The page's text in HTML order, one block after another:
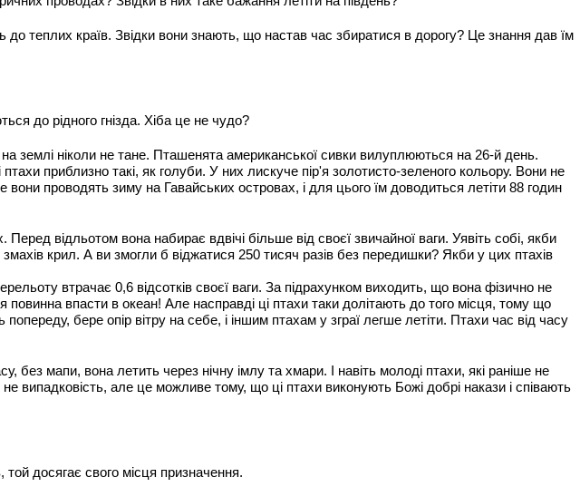
теплих країв. Звідки вони знають, що настав час збиратися в дорогу? Це знання дав їм
до рідного гнізда. Хіба це не чудо?
землі ніколи не тане. Пташенята американської сивки вилуплюються на 26-й день.
приблизно такі, як голуби. У них лискуче пір'я золотисто-зеленого кольору. Вони не
проводять зиму на Гавайських островах, і для цього їм доводиться летіти 88 годин
відльотом вона набирає вдвічі більше від своєї звичайної ваги. Уявіть собі, якби
крил. А ви змогли б віджатися 250 тисяч разів без передишки? Якби у цих птахів
втрачає 0,6 відсотків своєї ваги. За підрахунком виходить, що вона фізично не
повинна впасти в океан! Але насправді ці птахи таки долітають до того місця, тому що
бере опір вітру на себе, і іншим птахам у зграї легше летіти. Птахи час від часу
мапи, вона летить через нічну імлу та хмари. І навіть молоді птахи, які раніше не
випадковість, але це можливе тому, що ці птахи виконують Божі добрі накази і співають
досягає свого місця призначення.